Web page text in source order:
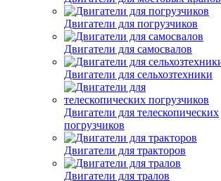
Двигатели для погрузчиков
Двигатели для самосвалов
Двигатели для сельхозтехники
Двигатели для телескопических
погрузчиков
Двигатели для тракторов
Двигатели для тралов